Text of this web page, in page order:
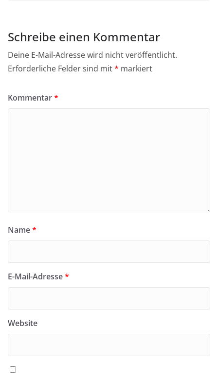
Schreibe einen Kommentar
Deine E-Mail-Adresse wird nicht veröffentlicht.
Erforderliche Felder sind mit* markiert
Kommentar*
Name*
E-Mail-Adresse*
Website